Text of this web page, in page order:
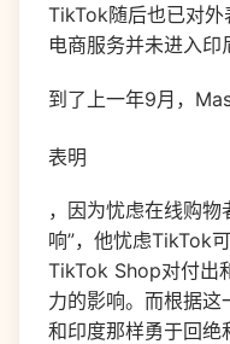
TikTok随后也已对
电商服务并未进入印
到了上一年9月，
表明
，因为忧虑在线购物
响”，他忧虑TikTok
TikTok Shop对付出
力的影响。而根据这
和印度那样勇于回